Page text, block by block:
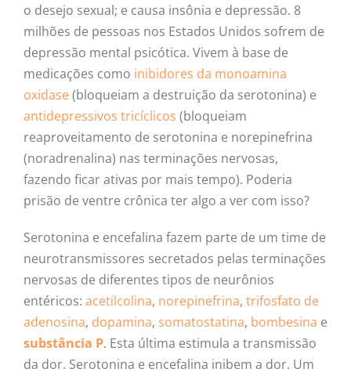
o desejo sexual; e causa insônia e depressão. 8
milhões de pessoas nos Estados Unidos sofrem de
depressão mental psicótica. Vivem à base de
medicações como inibidores da monoamina
oxidase(bloqueiam a destruição da serotonina) e
antidepressivos tricíclicos (bloqueiam
reaproveitamento de serotonina e norepinefrina
(noradrenalina) nas terminações nervosas,
fazendo ficar ativas por mais tempo). Poderia
prisão de ventre crônica ter algo a ver com isso?
Serotonina e encefalina fazem parte de um time de
neurotransmissores secretados pelas terminações
nervosas de diferentes tipos de neurônios
entéricos: acetilcolina, norepinefrina, trifosfato de
adenosina, dopamina, somatostatina, bombesina e
substância P. Esta última estimula a transmissão
da dor. Serotonina e encefalina inibem a dor. Um